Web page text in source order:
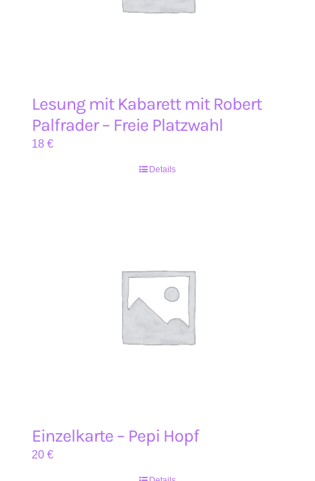
Lesung mit Kabarett mit Robert
Palfrader – Freie Platzwahl
18 €
Details
Einzelkarte – Pepi Hopf
20 €